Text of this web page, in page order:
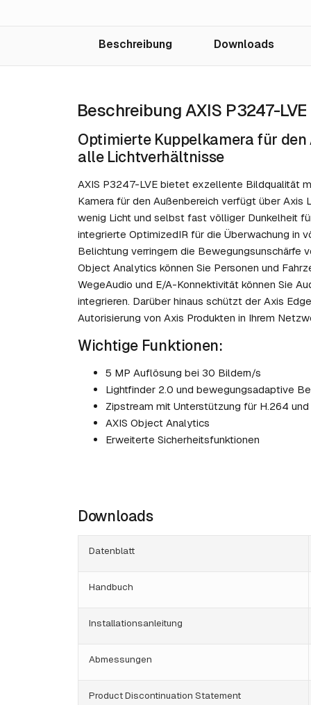
Beschreibung Downloads
Beschreibung AXIS P3247-LVE
Optimierte Kuppelkamera für
alle Lichtverhältnisse
AXIS P3247-LVE bietet exzellente Bildqualität
Kamera für den Außenbereich verfügt über Axis
wenig Licht und selbst fast völliger Dunkelheit
integrierte OptimizedIR für die Überwachung in
Belichtung verringern die Bewegungsunschärfe
Object Analytics können Sie Personen und
WegeAudio und E/A-Konnektivität können Sie
integrieren. Darüber hinaus schützt der Axis
Autorisierung von Axis Produkten in Ihrem
Wichtige Funktionen:
5 MP Auflösung bei 30 Bildern/s
Lightfinder 2.0 und bewegungsadaptive
Zipstream mit Unterstützung für H.264 und
AXIS Object Analytics
Erweiterte Sicherheitsfunktionen
Downloads
Datenblatt
Handbuch
Installationsanleitung
Abmessungen
Product Discontinuation Statement